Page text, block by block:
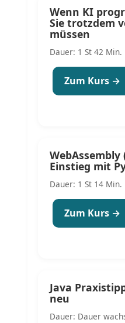
Wenn KI
Sie trotzdem
müssen
Dauer: 1 St 42 Min.
Zum Kurs →
WebAssembly
Einstieg mit
Dauer: 1 St 14 Min.
Zum Kurs →
Java
neu
Dauer: Dauer